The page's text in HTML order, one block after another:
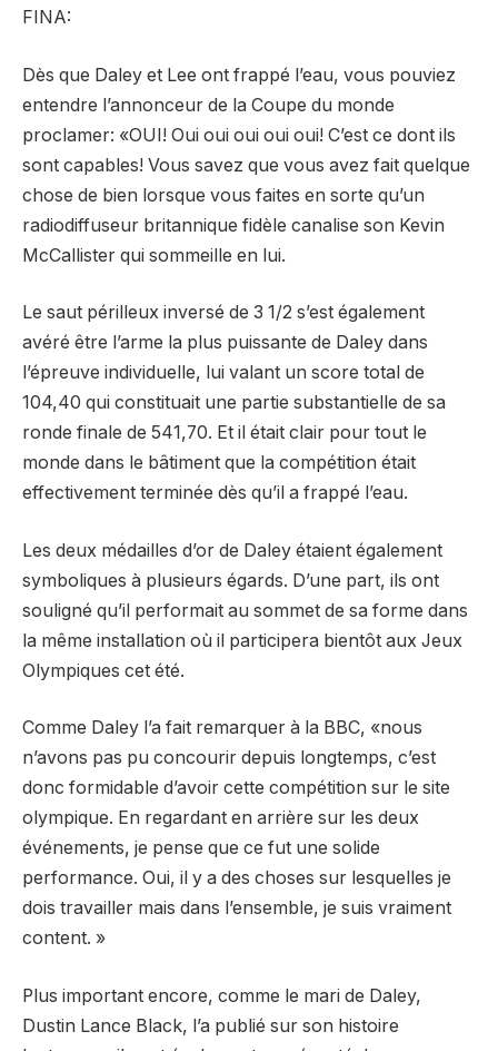
FINA:
Dès que Daley et Lee ont frappé l’eau, vous pouviez
entendre l’annonceur de la Coupe du monde
proclamer: «OUI! Oui oui oui oui oui! C’est ce dont ils
sont capables! Vous savez que vous avez fait quelque
chose de bien lorsque vous faites en sorte qu’un
radiodiffuseur britannique fidèle canalise son Kevin
McCallister qui sommeille en lui.
Le saut périlleux inversé de 3 1/2 s’est également
avéré être l’arme la plus puissante de Daley dans
l’épreuve individuelle, lui valant un score total de
104,40 qui constituait une partie substantielle de sa
ronde finale de 541,70. Et il était clair pour tout le
monde dans le bâtiment que la compétition était
effectivement terminée dès qu’il a frappé l’eau.
Les deux médailles d’or de Daley étaient également
symboliques à plusieurs égards. D’une part, ils ont
souligné qu’il performait au sommet de sa forme dans
la même installation où il participera bientôt aux Jeux
Olympiques cet été.
Comme Daley l’a fait remarquer à la BBC, «nous
n’avons pas pu concourir depuis longtemps, c’est
donc formidable d’avoir cette compétition sur le site
olympique. En regardant en arrière sur les deux
événements, je pense que ce fut une solide
performance. Oui, il y a des choses sur lesquelles je
dois travailler mais dans l’ensemble, je suis vraiment
content. »
Plus important encore, comme le mari de Daley,
Dustin Lance Black, l’a publié sur son histoire